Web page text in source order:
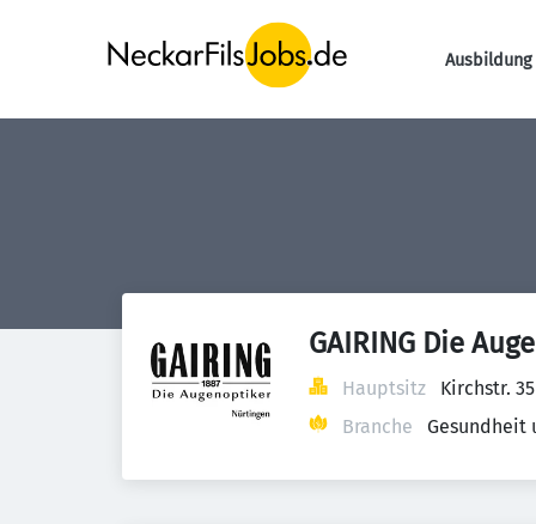
GAIRING Die
Hauptsitz
Kirchstr.
Branche
Gesundheit